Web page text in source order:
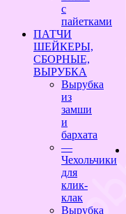
с
пайетками
ПАТЧИ
ШЕЙКЕРЫ,
СБОРНЫЕ,
ВЫРУБКА
Вырубка
из
замши
и
бархата
—
Чехольчики
для
клик-
клак
Вырубка